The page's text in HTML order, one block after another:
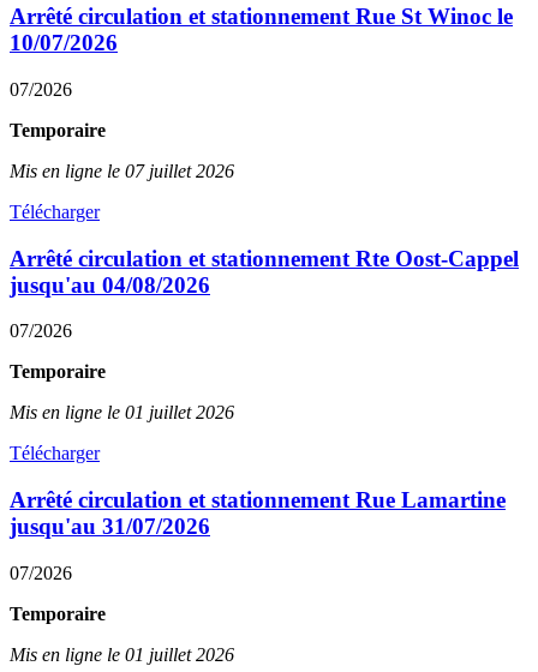
Arrêté circulation et stationnement Rue St Winoc le
10/07/2026
07/2026
Temporaire
Mis en ligne le 07 juillet 2026
Télécharger
Arrêté circulation et stationnement Rte Oost-Cappel
jusqu'au 04/08/2026
07/2026
Temporaire
Mis en ligne le 01 juillet 2026
Télécharger
Arrêté circulation et stationnement Rue Lamartine
jusqu'au 31/07/2026
07/2026
Temporaire
Mis en ligne le 01 juillet 2026